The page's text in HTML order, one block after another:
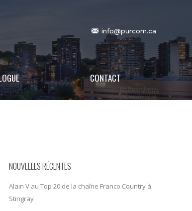
info@purcom.ca
CONTACT
NOUVELLES RÉCENTES
Alain V au Top 20 de la chaîne Franco Country à
Stingray